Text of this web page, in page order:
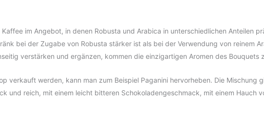
im Angebot, in denen Robusta und Arabica in unterschiedlichen Anteilen
bei der Zugabe von Robusta stärker ist als bei der Verwendung von reinem
verstärken und ergänzen, kommen die einzigartigen Aromen des Bouquets
verkauft werden, kann man zum Beispiel Paganini hervorheben. Die Mischung
und reich, mit einem leicht bitteren Schokoladengeschmack, mit einem Hauch